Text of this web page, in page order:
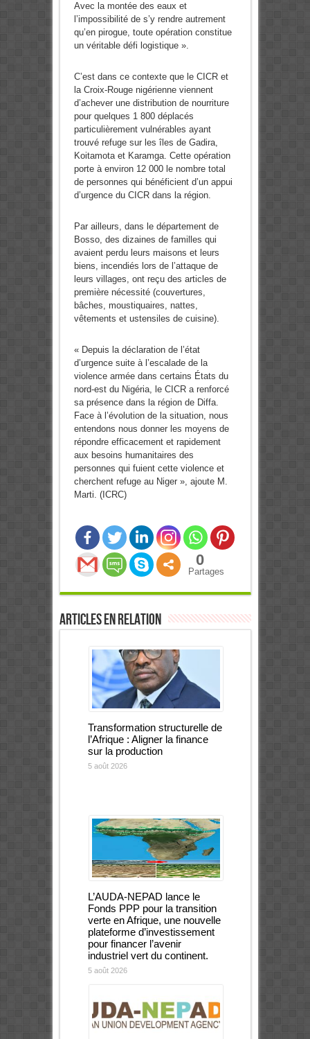
Avec la montée des eaux et
l’impossibilité de s’y rendre autrement
qu’en pirogue, toute opération constitue
un véritable défi logistique ».
C’est dans ce contexte que le CICR et
la Croix-Rouge nigérienne viennent
d’achever une distribution de nourriture
pour quelques 1 800 déplacés
particulièrement vulnérables ayant
trouvé refuge sur les îles de Gadira,
Koitamota et Karamga. Cette opération
porte à environ 12 000 le nombre total
de personnes qui bénéficient d’un appui
d’urgence du CICR dans la région.
Par ailleurs, dans le département de
Bosso, des dizaines de familles qui
avaient perdu leurs maisons et leurs
biens, incendiés lors de l’attaque de
leurs villages, ont reçu des articles de
première nécessité (couvertures,
bâches, moustiquaires, nattes,
vêtements et ustensiles de cuisine).
« Depuis la déclaration de l’état
d’urgence suite à l’escalade de la
violence armée dans certains États du
nord-est du Nigéria, le CICR a renforcé
sa présence dans la région de Diffa.
Face à l’évolution de la situation, nous
entendons nous donner les moyens de
répondre efficacement et rapidement
aux besoins humanitaires des
personnes qui fuient cette violence et
cherchent refuge au Niger », ajoute M.
Marti. (ICRC)
0
Partages
Articles en relation
Transformation structurelle de
l’Afrique : Aligner la finance
sur la production
5 août 2026
L’AUDA-NEPAD lance le
Fonds PPP pour la transition
verte en Afrique, une nouvelle
plateforme d’investissement
pour financer l’avenir
industriel vert du continent.
5 août 2026